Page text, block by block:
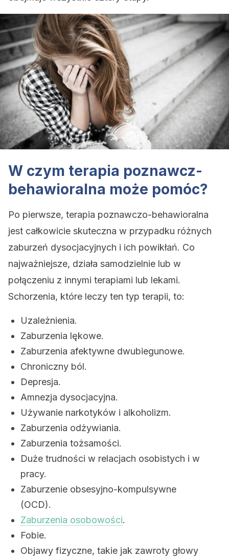
W czym terapia poznawcz-
behawioralna może pomóc?
Po pierwsze, terapia poznawczo-behawioralna
jest całkowicie skuteczna w przypadku różnych
zaburzeń dysocjacyjnych i ich powikłań. Co
najważniejsze, działa samodzielnie lub w
połączeniu z innymi terapiami lub lekami.
Schorzenia, które leczy ten typ terapii, to:
Uzależnienia.
Zaburzenia lękowe.
Zaburzenia afektywne dwubiegunowe.
Chroniczny ból.
Depresja.
Amnezja dysocjacyjna.
Używanie narkotyków i alkoholizm.
Zaburzenia odżywiania.
Zaburzenia tożsamości.
Duże trudności w relacjach osobistych i w
pracy.
Zaburzenie obsesyjno-kompulsywne
(OCD).
Zaburzenia osobowości.
Fobie.
Objawy fizyczne, takie jak zawroty głowy